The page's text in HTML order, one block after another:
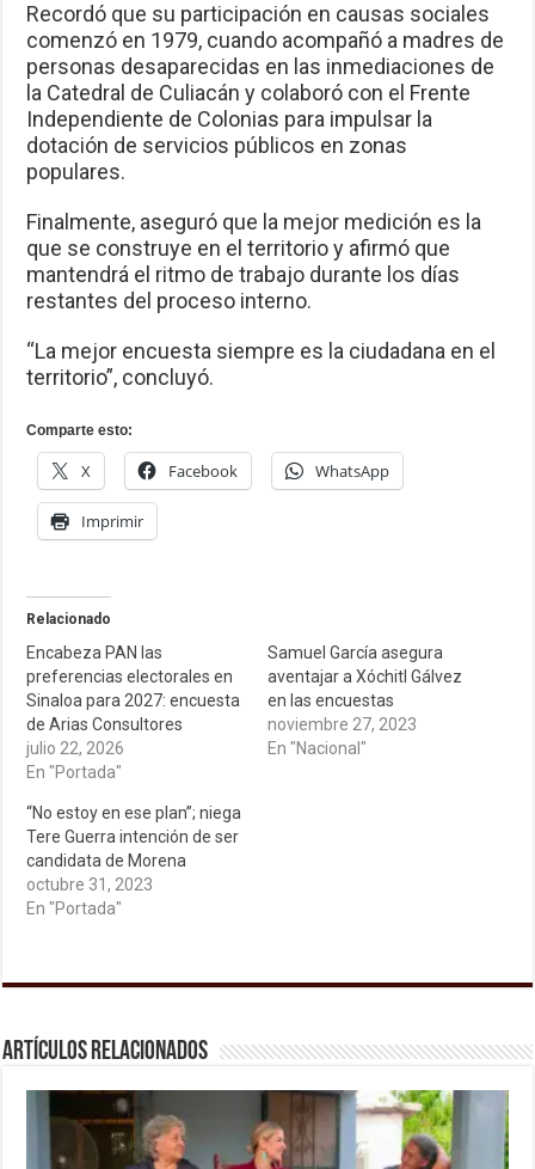
Recordó que su participación en causas sociales
comenzó en 1979, cuando acompañó a madres de
personas desaparecidas en las inmediaciones de
la Catedral de Culiacán y colaboró con el Frente
Independiente de Colonias para impulsar la
dotación de servicios públicos en zonas
populares.
Finalmente, aseguró que la mejor medición es la
que se construye en el territorio y afirmó que
mantendrá el ritmo de trabajo durante los días
restantes del proceso interno.
“La mejor encuesta siempre es la ciudadana en el
territorio”, concluyó.
Comparte esto:
X Facebook WhatsApp
Imprimir
Relacionado
Encabeza PAN las
preferencias electorales en
Sinaloa para 2027: encuesta
de Arias Consultores
julio 22, 2026
En "Portada"
Samuel García asegura
aventajar a Xóchitl Gálvez
en las encuestas
noviembre 27, 2023
En "Nacional"
“No estoy en ese plan”; niega
Tere Guerra intención de ser
candidata de Morena
octubre 31, 2023
En "Portada"
Artículos relacionados